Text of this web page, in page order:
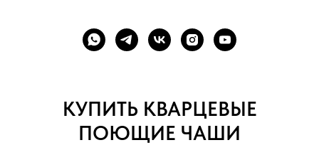
КУПИТЬ КВАРЦЕВЫЕ
ПОЮЩИЕ ЧАШИ